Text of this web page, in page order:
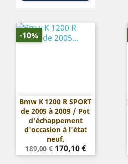
Bmw K 1200 R SPORT
de 2005 à 2009 / Pot
d'échappement
d'occasion à l'état
neuf.
Prix
de
189,00 € Prix
170,10 €
-10%